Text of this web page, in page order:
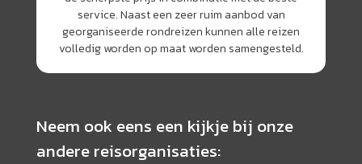
service. Naast een zeer ruim aanbod van
georganiseerde rondreizen kunnen alle reizen
volledig worden op maat worden samengesteld.
Neem ook eens een kijkje bij onze
andere reisorganisaties: